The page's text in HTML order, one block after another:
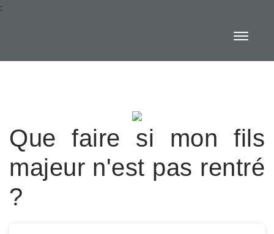
:
Que faire si mon fils
majeur n'est pas rentré
?